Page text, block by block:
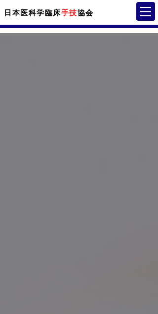
日本医科学臨床手技協会